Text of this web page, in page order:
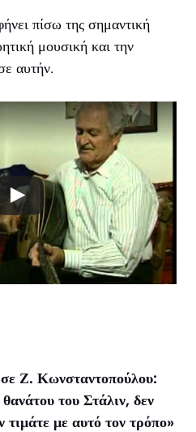
πίσω της σημαντική
μουσική και την
αυτήν.
Ζ. Κωνσταντοπούλου:
του Στάλιν, δεν
τιμάτε με αυτό τον τρόπο»